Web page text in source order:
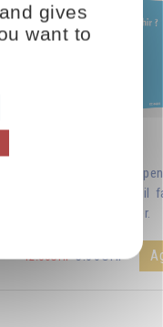
les humains se
que pour s’enrichir il
s’enrichir, il faut donner.
12.00CHF5.00CHF
gives
want to